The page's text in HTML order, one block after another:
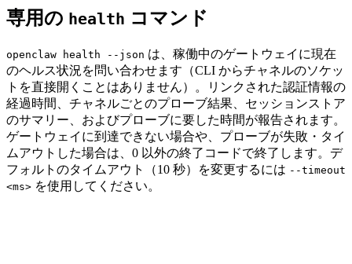
専用の health コマンド
openclaw health --json は、稼働中のゲートウェイに現在
のヘルス状況を問い合わせます（CLI からチャネルのソケッ
トを直接開くことはありません）。リンクされた認証情報の
経過時間、チャネルごとのプローブ結果、セッションストア
のサマリー、およびプローブに要した時間が報告されます。
ゲートウェイに到達できない場合や、プローブが失敗・タイ
ムアウトした場合は、0 以外の終了コードで終了します。デ
フォルトのタイムアウト（10 秒）を変更するには --timeout
<ms> を使用してください。